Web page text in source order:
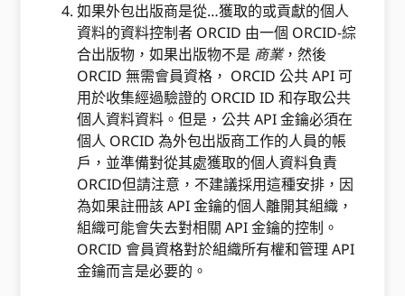
如果外包出版商是從…獲取的或貢獻的個人
資料的資料控制者 ORCID 由一個 ORCID-綜
合出版物，如果出版物不是 商業，然後
ORCID 無需會員資格， ORCID 公共 API 可
用於收集經過驗證的 ORCID ID 和存取公共
個人資料資料。但是，公共 API 金鑰必須在
個人 ORCID 為外包出版商工作的人員的帳
戶，並準備對從其處獲取的個人資料負責
ORCID但請注意，不建議採用這種安排，因
為如果註冊該 API 金鑰的個人離開其組織，
組織可能會失去對相關 API 金鑰的控制。
ORCID 會員資格對於組織所有權和管理 API
金鑰而言是必要的。